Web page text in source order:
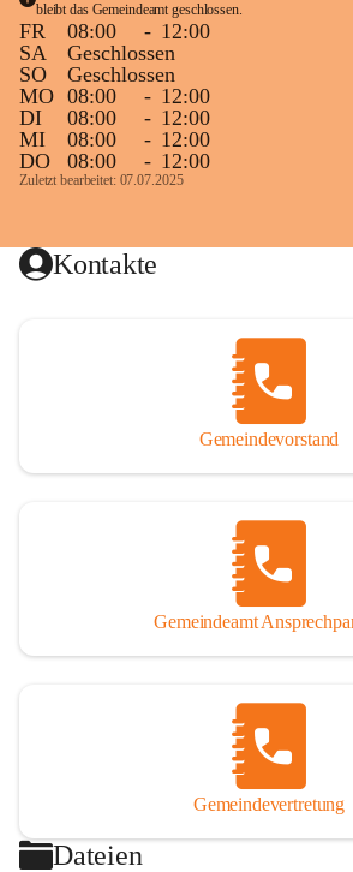
bleibt das Gemeindeamt geschlossen.
FR 08:00 - 12:00
SA
Geschlossen
SO
Geschlossen
MO 08:00 - 12:00
DI
08:00 - 12:00
MI
08:00 - 12:00
DO
08:00 - 12:00
Zuletzt bearbeitet: 07.07.2025
Kontakte
Gemeindevorstand
Gemeindeamt
Gemeindevertretung
Dateien